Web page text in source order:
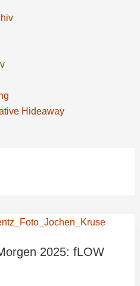
Hideaway
2025: fLOW